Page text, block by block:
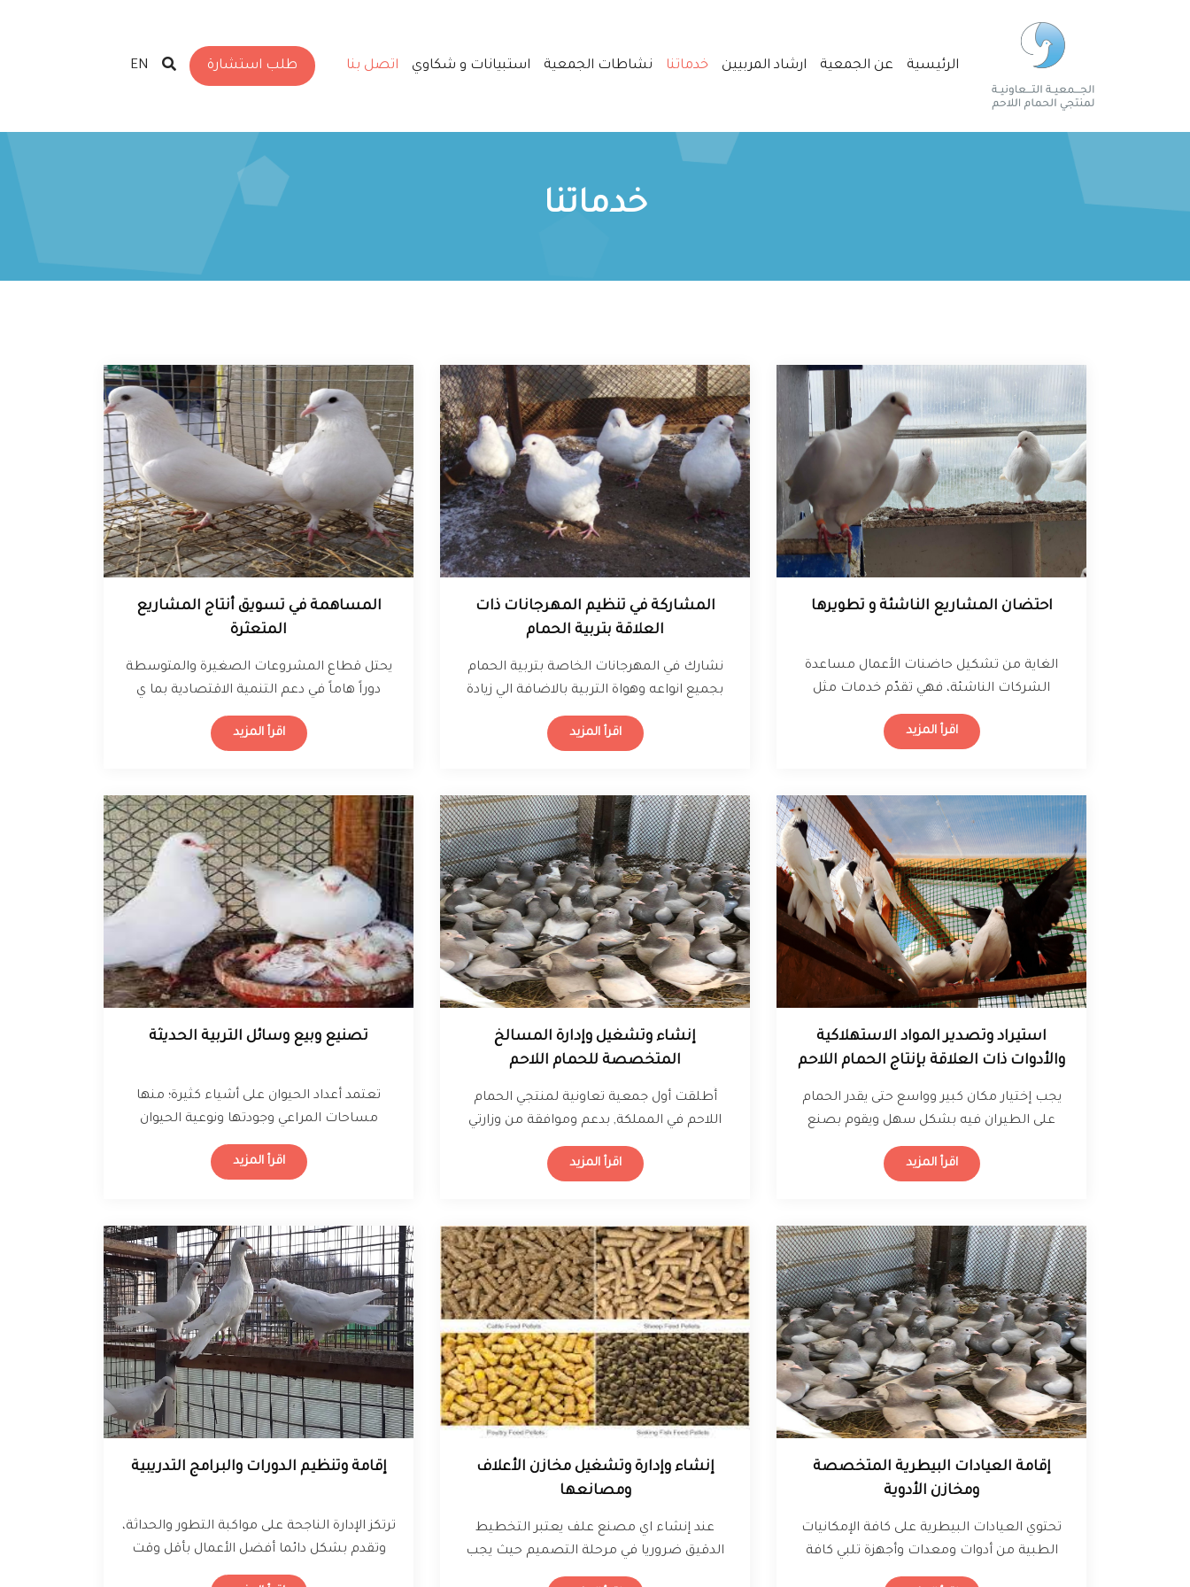
الرئيسية عن الجمعية ارشاد المربيين خدماتنا نشاطات الجمعية استبيانات و شكاوي اتصل بنا طلب استشارة EN
خدماتنا
احتضان المشاريع الناشئة و تطويرها
الغاية من تشكيل حاضنات الأعمال مساعدة
الشركات الناشئة، فهي تقدّم خدمات مثل
التدريب على الإدارة ومساحة العمل المشتركة
وغير ذلك،…
اقرأ المزيد
المشاركة في تنظيم المهرجانات ذات
العلاقة بتربية الحمام
نشارك في المهرجانات الخاصة بتربية الحمام
بجميع انواعه وهواة التربية بالاضافة الي زيادة
المعرفة بطريقة التربية الصحيحة واسرارها
اقرأ المزيد
المساهمة في تسويق أنتاج المشاريع
المتعثرة
يحتل قطاع المشروعات الصغيرة والمتوسطة
دوراً هاماً في دعم التنمية الاقتصادية بما ي
عكسه من زيادة في القيمة المضافة، وتنويع
هيكل…
اقرأ المزيد
استيراد وتصدير المواد الاستهلاكية
والأدوات ذات العلاقة بإنتاج الحمام اللاحم
يجب إختيار مكان كبير وواسع حتى يقدر الحمام
على الطيران فيه بشكل سهل ويقوم بصنع
الأعشاش الخاصة به ليضع صغاره…
اقرأ المزيد
إنشاء وتشغيل وإدارة المسالخ
المتخصصة للحمام اللاحم
أُطلقت أول جمعية تعاونية لمنتجي الحمام
اللاحم في المملكة, بدعم وموافقة من وزارتي
البيئة والمياه والزراعة والعمل والتنمية
الاجتماعية، وذلك…
اقرأ المزيد
تصنيع وبيع وسائل التربية الحديثة
تعتمد أعداد الحيوان على أشياء كثيرة؛ منها
مساحات المراعي وجودتها ونوعية الحيوان
والغرض من رعايته أو تربيته والمستوى
الحضاري ومدى…
اقرأ المزيد
‌إقامة العيادات البيطرية المتخصصة
ومخازن الأدوية
تحتوي العيادات البيطرية على كافة الإمكانيات
الطبية من أدوات ومعدات وأجهزة تلبي كافة
متطلبات العلاج والتحصين واجراء الجراحات
إنشاء وإدارة وتشغيل مخازن الأعلاف
ومصانعها
عند إنشاء اي مصنع علف يعتبر التخطيط
الدقيق ضروريا في مرحلة التصميم حيث يجب
اجراء دراسة دقيقة متكاملة ، وسواء…
إقامة وتنظيم الدورات والبرامج التدريبية
ترتكز الإدارة الناجحة على مواكبة التطور والحداثة،
وتقدم بشكل دائما أفضل الأعمال بأقل وقت
وأقل جهد، ويعتمد ذلك على كفاءة…